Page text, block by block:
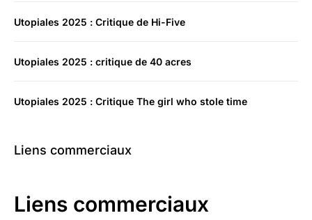
Utopiales 2025 : Critique de Hi-Five
Utopiales 2025 : critique de 40 acres
Utopiales 2025 : Critique The girl who stole time
Liens commerciaux
Liens commerciaux